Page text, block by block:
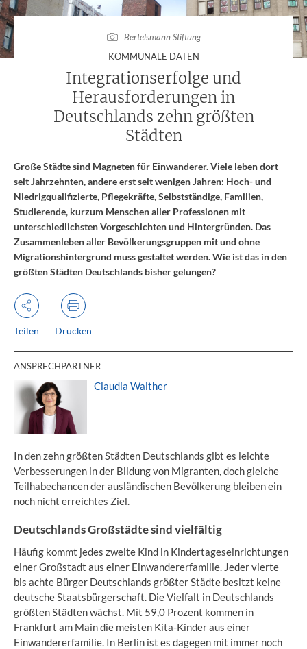
Bertelsmann Stiftung
KOMMUNALE DATEN:
Integrationserfolge und
Herausforderungen in
Deutschlands zehn größten
Städten
Große Städte sind Magneten für Einwanderer. Viele leben dort
seit Jahrzehnten, andere erst seit wenigen Jahren: Hoch- und
Niedrigqualifizierte, Pflegekräfte, Selbstständige, Familien,
Studierende, kurzum Menschen aller Professionen mit
unterschiedlichsten Vorgeschichten und Hintergründen. Das
Zusammenleben aller Bevölkerungsgruppen mit und ohne
Migrationshintergrund muss gestaltet werden. Wie ist das in den
größten Städten Deutschlands bisher gelungen?
Teilen Drucken
ANSPRECHPARTNER
Claudia Walther
In den zehn größten Städten Deutschlands gibt es leichte
Verbesserungen in der Bildung von Migranten, doch gleiche
Teilhabechancen der ausländischen Bevölkerung bleiben ein
noch nicht erreichtes Ziel.
Deutschlands Großstädte sind vielfältig
Häufig kommt jedes zweite Kind in Kindertageseinrichtungen
einer Großstadt aus einer Einwandererfamilie. Jeder vierte
bis achte Bürger Deutschlands größter Städte besitzt keine
deutsche Staatsbürgerschaft. Die Vielfalt in Deutschlands
größten Städten wächst. Mit 59,0 Prozent kommen in
Frankfurt am Main die meisten Kita-Kinder aus einer
Einwandererfamilie. In Berlin ist es dagegen mit immer noch